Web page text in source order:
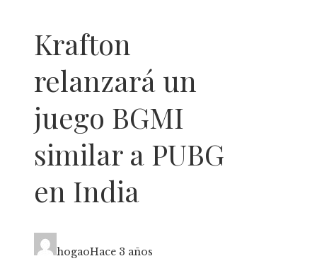
Krafton
relanzará un
juego BGMI
similar a PUBG
en India
hogaoHace 3 años